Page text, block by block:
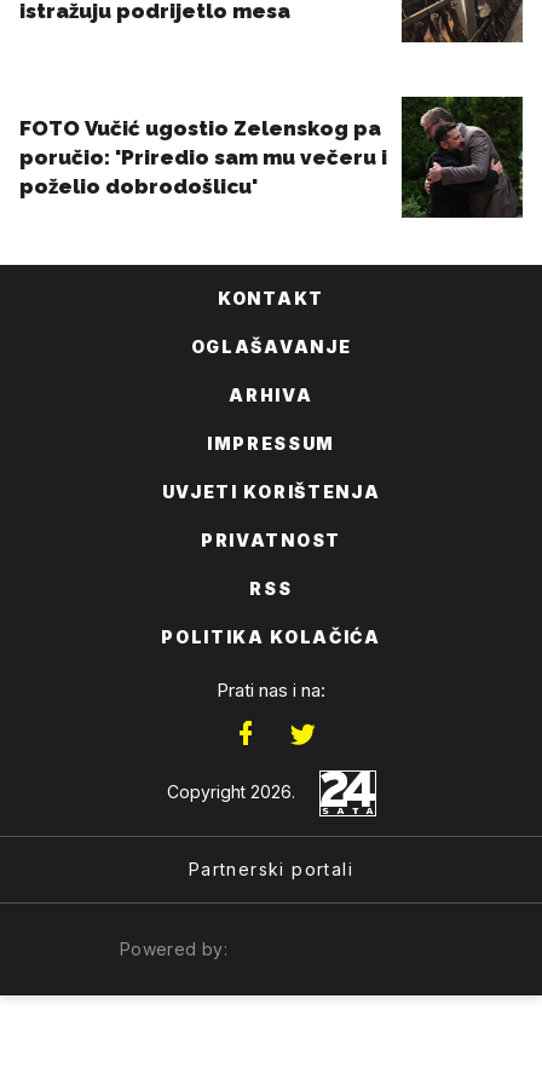
KONTAKT
OGLAŠAVANJE
ARHIVA
IMPRESSUM
UVJETI KORIŠTENJA
PRIVATNOST
RSS
POLITIKA KOLAČIĆA
Prati nas i na:
Copyright 2026.
Partnerski portali
Powered by: